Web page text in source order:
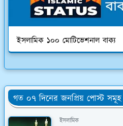
ইসলামিক ১০০ মোটিভেশনাল বাক্য
গত ০৭ দিনের জনপ্রিয় পোস্ট সমূহ
ইসলামিক